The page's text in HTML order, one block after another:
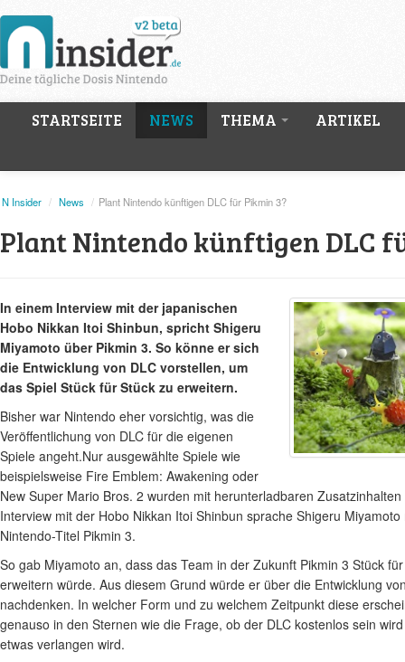
STARTSEITE NEWS THEMA ARTIKEL
N Insider / News / Plant Nintendo künftigen DLC für Pikmin 3?
Plant Nintendo künftigen DLC
In einem Interview mit der japanischen
Hobo Nikkan Itoi Shinbun, spricht Shigeru
Miyamoto über Pikmin 3. So könne er sich
die Entwicklung von DLC vorstellen, um
das Spiel Stück für Stück zu erweitern.
Bisher war Nintendo eher vorsichtig, was die
Veröffentlichung von DLC für die eigenen
Spiele angeht.Nur ausgewählte Spiele wie
beispielsweise Fire Emblem: Awakening oder
New Super Mario Bros. 2 wurden mit herunterladbaren
Interview mit der Hobo Nikkan Itoi Shinbun sprache Shigeru
Nintendo-Titel Pikmin 3.
So gab Miyamoto an, dass das Team in der Zukunft Pikmin 3 Stück
erweitern würde. Aus diesem Grund würde er über die Entwicklung
nachdenken. In welcher Form und zu welchem Zeitpunkt diese
genauso in den Sternen wie die Frage, ob der DLC kostenlos sein
etwas verlangen wird.